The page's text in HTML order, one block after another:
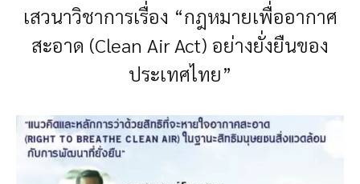
เสวนาวิชาการเรื่อง “กฎหมายเพื่ออากาศ
สะอาด (Clean Air Act) อย่างยั่งยืนของ
ประเทศไทย”